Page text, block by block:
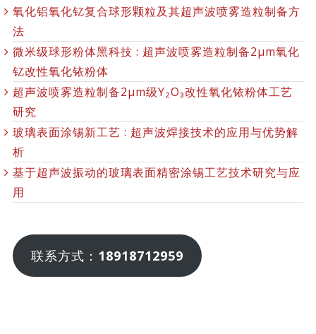
氧化铝氧化钇复合球形颗粒及其超声波喷雾造粒制备方
法
微米级球形粉体黑科技 : 超声波喷雾造粒制备2μm氧化
钇改性氧化铱粉体
超声波喷雾造粒制备2μm级Y₂O₃改性氧化铱粉体工艺
研究
玻璃表面涂锡新工艺 : 超声波焊接技术的应用与优势解
析
基于超声波振动的玻璃表面精密涂锡工艺技术研究与应
用
联系方式： 18918712959